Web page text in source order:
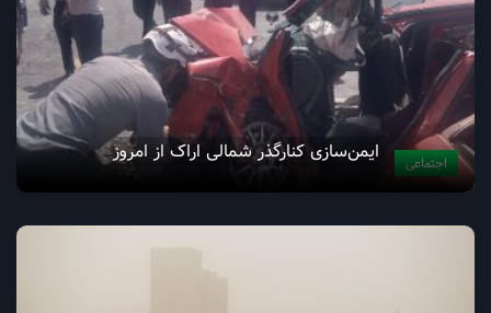
اجتماعی ایمن‌سازی کنارگذر شمالی اراک از امروز